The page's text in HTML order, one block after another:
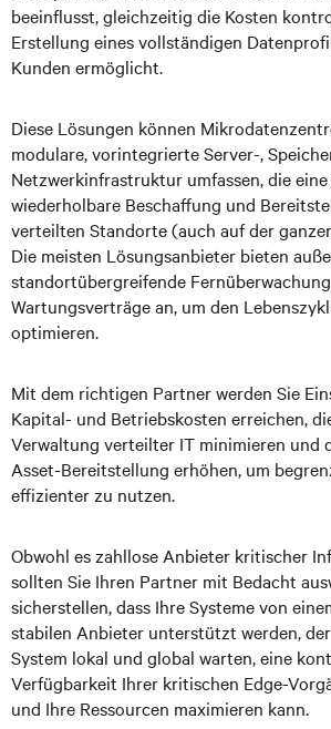
beeinflusst, gleichzeitig die Kosten
Erstellung eines vollständigen
Kunden ermöglicht.
Diese Lösungen können
modulare, vorintegrierte Server-,
Netzwerkinfrastruktur umfassen, die
wiederholbare Beschaffung und
verteilten Standorte (auch auf der
Die meisten Lösungsanbieter bieten
standortübergreifende
Wartungsverträge an, um den
optimieren.
Mit dem richtigen Partner werden Sie
Kapital- und Betriebskosten erreichen,
Verwaltung verteilter IT minimieren und
Asset-Bereitstellung erhöhen, um
effizienter zu nutzen.
Obwohl es zahllose Anbieter kritischer
sollten Sie Ihren Partner mit Bedacht
sicherstellen, dass Ihre Systeme von
stabilen Anbieter unterstützt werden,
System lokal und global warten, eine
Verfügbarkeit Ihrer kritischen Edge-
und Ihre Ressourcen maximieren kann.